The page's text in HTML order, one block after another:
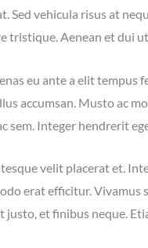
Sed vehicula risus at
tristique. Aenean et dui
eu ante a elit tempus
accumsan. Musto ac
sem. Integer hendrerit
velit placerat et.
erat efficitur. Vivamus
justo, et finibus neque.